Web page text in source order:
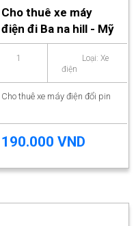
Cho thuê xe máy
điện đi Ba na hill - Mỹ
Sơn - Hải Vân - Lăng
cô - Bạch mã
1
Loại: Xe
điện
Cho thuê xe máy điện đổi pin
190.000 VND